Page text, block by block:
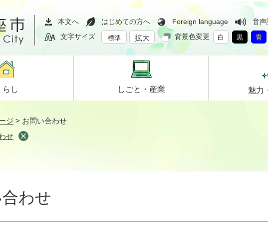
本文へ はじめての方へ Foreign language
音声
文字サイズ
標準 拡大 背景色変更 白 黒 青
らし しごと・ 産業 魅力
ジ > お問い合わせ
せ
わせ